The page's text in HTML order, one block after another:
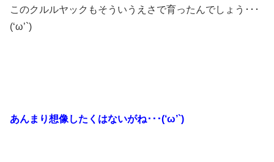
このクルルヤックもそういうえさで育ったんでしょう･･･
(‘ω’`)
あんまり想像したくはないがね･･･(‘ω’`)